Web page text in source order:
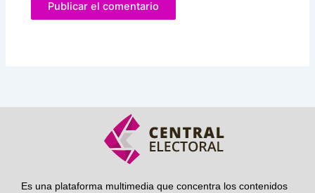
Es una plataforma multimedia que concentra los contenidos